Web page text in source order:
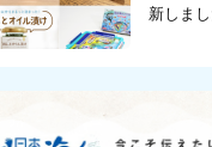
新しま